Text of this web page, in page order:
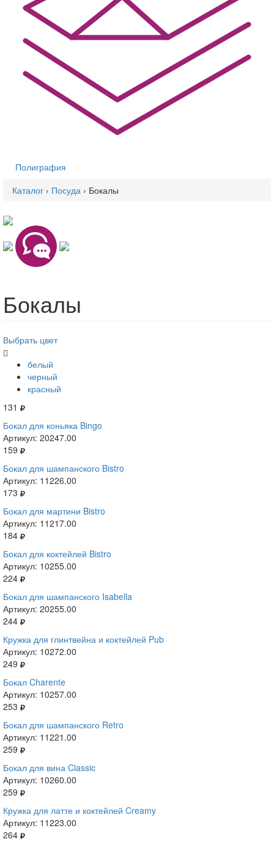
Полиграфия
Вы здесь
Каталог › Посуда › Бокалы
Бокалы
Выбрать цвет
белый
черный
красный
131
Бокал для коньяка Bingo
Артикул: 20247.00
159
Бокал для шампанского Bistro
Артикул: 11226.00
173
Бокал для мартини Bistro
Артикул: 11217.00
184
Бокал для коктейлей Bistro
Артикул: 10255.00
224
Бокал для шампанского Isabella
Артикул: 20255.00
244
Кружка для глинтвейна и коктейлей Pub
Артикул: 10272.00
249
Бокал Charente
Артикул: 10257.00
253
Бокал для шампанского Retro
Артикул: 11221.00
259
Бокал для вина Classic
Артикул: 10260.00
259
Кружка для латте и коктейлей Creamy
Артикул: 11223.00
264